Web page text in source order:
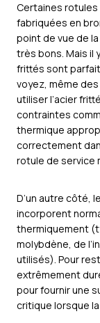
Certaines rotules
fabriquées en
point de vue de
très bons. Mais il
frittés sont
voyez, même
utiliser l’acier
contraintes
thermique
correctement
rotule de service
D’un autre côté,
incorporent
thermiquement
molybdène, de
utilisés). Pour
extrêmement
pour fournir une
critique lorsque